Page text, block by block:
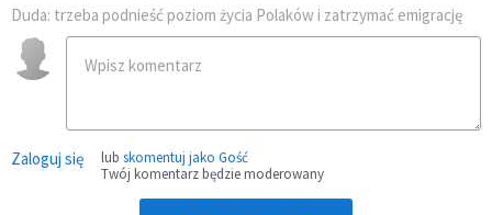
Duda: trzeba podnieść poziom życia Polaków i zatrzymać emigrację
Zaloguj się lub skomentuj jako Gość
Twój komentarz będzie moderowany